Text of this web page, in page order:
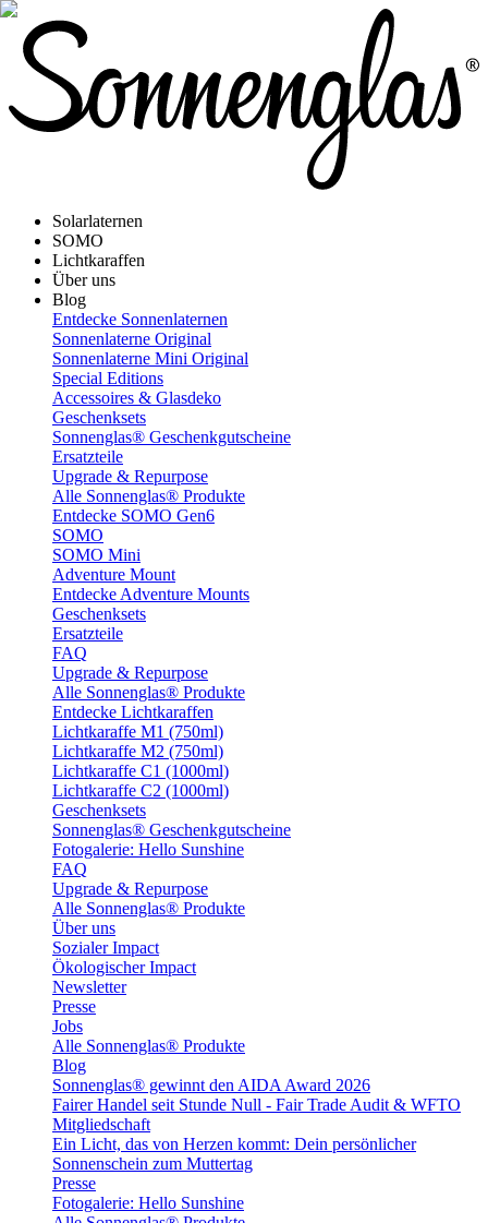
Solarlaternen
SOMO
Lichtkaraffen
Über uns
Blog
Entdecke Sonnenlaternen
Sonnenlaterne Original
Sonnenlaterne Mini Original
Special Editions
Accessoires & Glasdeko
Geschenksets
Sonnenglas® Geschenkgutscheine
Ersatzteile
Upgrade & Repurpose
Alle Sonnenglas® Produkte
Entdecke SOMO Gen6
SOMO
SOMO Mini
Adventure Mount
Entdecke Adventure Mounts
Geschenksets
Ersatzteile
FAQ
Upgrade & Repurpose
Alle Sonnenglas® Produkte
Entdecke Lichtkaraffen
Lichtkaraffe M1 (750ml)
Lichtkaraffe M2 (750ml)
Lichtkaraffe C1 (1000ml)
Lichtkaraffe C2 (1000ml)
Geschenksets
Sonnenglas® Geschenkgutscheine
Fotogalerie: Hello Sunshine
FAQ
Upgrade & Repurpose
Alle Sonnenglas® Produkte
Über uns
Sozialer Impact
Ökologischer Impact
Newsletter
Presse
Jobs
Alle Sonnenglas® Produkte
Blog
Sonnenglas® gewinnt den AIDA Award 2026
Fairer Handel seit Stunde Null - Fair Trade Audit & WFTO
Mitgliedschaft
Ein Licht, das von Herzen kommt: Dein persönlicher
Sonnenschein zum Muttertag
Presse
Fotogalerie: Hello Sunshine